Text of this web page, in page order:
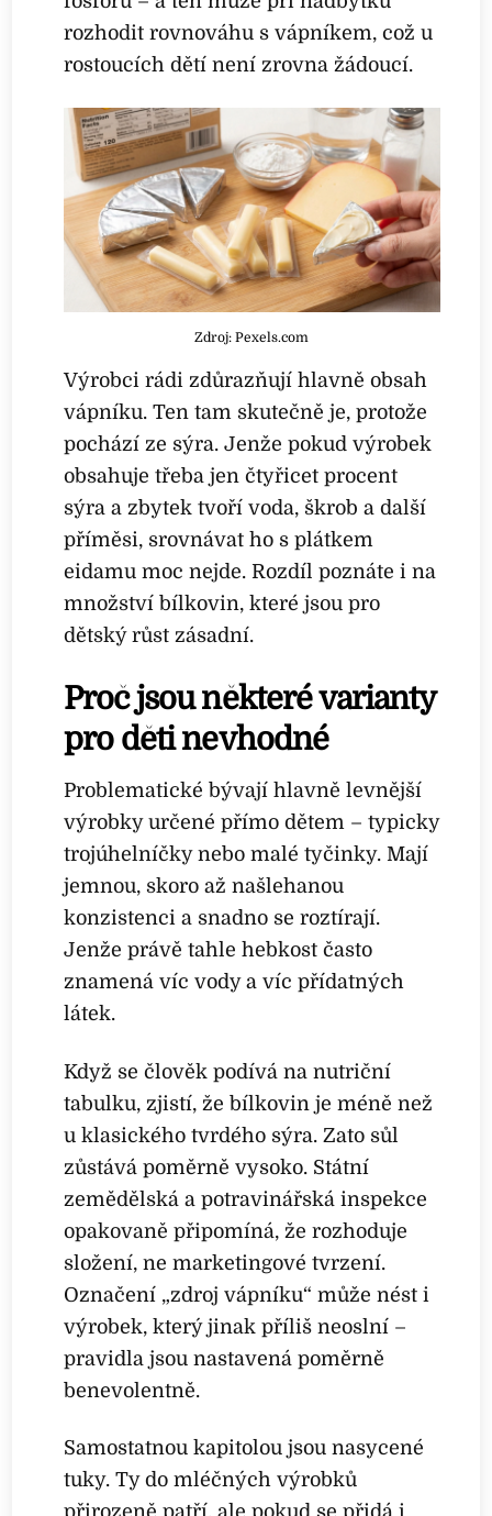
rozhodit rovnováhu s vápníkem, což u
rostoucích dětí není zrovna žádoucí.
Zdroj: Pexels.com
Výrobci rádi zdůrazňují hlavně obsah
vápníku. Ten tam skutečně je, protože
pochází ze sýra. Jenže pokud výrobek
obsahuje třeba jen čtyřicet procent
sýra a zbytek tvoří voda, škrob a další
příměsi, srovnávat ho s plátkem
eidamu moc nejde. Rozdíl poznáte i na
množství bílkovin, které jsou pro
dětský růst zásadní.
Proč jsou některé varianty
pro děti nevhodné
Problematické bývají hlavně levnější
výrobky určené přímo dětem – typicky
trojúhelníčky nebo malé tyčinky. Mají
jemnou, skoro až našlehanou
konzistenci a snadno se roztírají.
Jenže právě tahle hebkost často
znamená víc vody a víc přídatných
látek.
Když se člověk podívá na nutriční
tabulku, zjistí, že bílkovin je méně než
u klasického tvrdého sýra. Zato sůl
zůstává poměrně vysoko. Státní
zemědělská a potravinářská inspekce
opakovaně připomíná, že rozhoduje
složení, ne marketingové tvrzení.
Označení „zdroj vápníku“ může nést i
výrobek, který jinak příliš neoslní –
pravidla jsou nastavená poměrně
benevolentně.
Samostatnou kapitolou jsou nasycené
tuky. Ty do mléčných výrobků
přirozeně patří, ale pokud se přidá i